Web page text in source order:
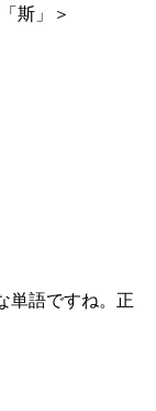
斯」＞
単語ですね。正